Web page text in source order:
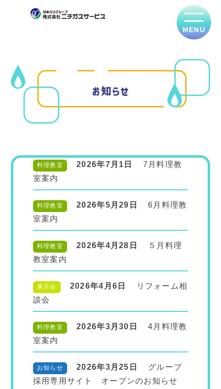
お知らせ
料理教室 2026年7月1日
7月料理教
室案内
料理教室 2026年5月29日
6月料理教
室案内
料理教室 2026年4月28日
５月料理
教室案内
展示会 2026年4月6日
リフォーム相
談会
料理教室 2026年3月30日
4月料理教
室案内
お知らせ 2026年3月25日
グループ
採用専用サイト オープンのお知らせ